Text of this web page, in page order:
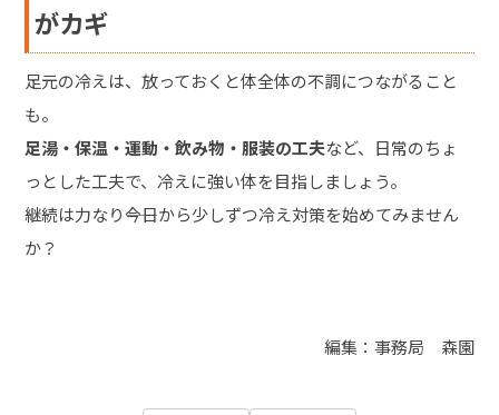
がカギ
足元の冷えは、放っておくと体全体の不調につながること
も。
足湯・保温・運動・飲み物・服装の工夫など、日常のちょ
っとした工夫で、冷えに強い体を目指しましょう。
継続は力なり――今日から少しずつ冷え対策を始めてみません
か？
編集：事務局 森園